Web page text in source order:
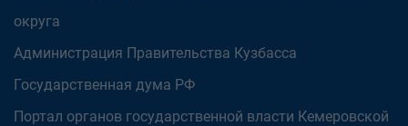
округа
Администрация Правительства Кузбасса
Государственная дума РФ
Портал органов государственной власти Кемеровской